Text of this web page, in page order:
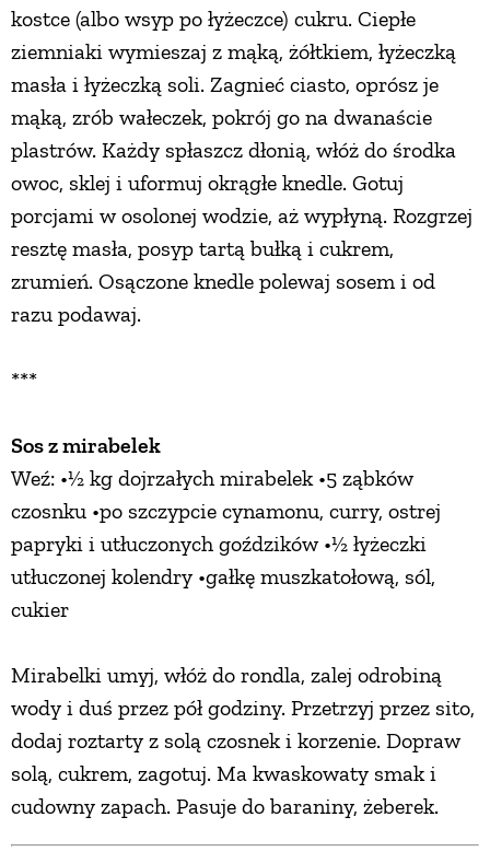
kostce (albo wsyp po łyżeczce) cukru. Ciepłe
ziemniaki wymieszaj z mąką, żółtkiem, łyżeczką
masła i łyżeczką soli. Zagnieć ciasto, oprósz je
mąką, zrób wałeczek, pokrój go na dwanaście
plastrów. Każdy spłaszcz dłonią, włóż do środka
owoc, sklej i uformuj okrągłe knedle. Gotuj
porcjami w osolonej wodzie, aż wypłyną. Rozgrzej
resztę masła, posyp tartą bułką i cukrem,
zrumień. Osączone knedle polewaj sosem i od
razu podawaj.
***
Sos z mirabelek
Weź: •½ kg dojrzałych mirabelek •5 ząbków
czosnku •po szczypcie cynamonu, curry, ostrej
papryki i utłuczonych goździków •½ łyżeczki
utłuczonej kolendry •gałkę muszkatołową, sól,
cukier
Mirabelki umyj, włóż do rondla, zalej odrobiną
wody i duś przez pół godziny. Przetrzyj przez sito,
dodaj roztarty z solą czosnek i korzenie. Dopraw
solą, cukrem, zagotuj. Ma kwaskowaty smak i
cudowny zapach. Pasuje do baraniny, żeberek.